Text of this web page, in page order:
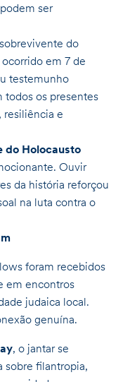
ser
do
em 7 de
testemunho
todos os presentes
resiliência e
do Holocausto
Ouvir
da história reforçou
na luta contra o
foram recebidos
em encontros
judaica local.
genuína.
, o jantar se
sobre filantropia,